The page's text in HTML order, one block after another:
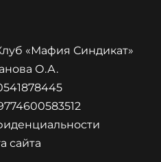
«Мафия Синдикат»
О.А.
сайта